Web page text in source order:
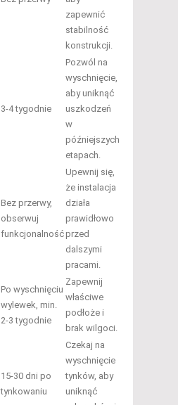
zapewnić
stabilność
konstrukcji.
3-4 tygodnie
Pozwól na
wyschnięcie,
aby uniknąć
uszkodzeń
w
późniejszych
etapach.
Bez przerwy,
obserwuj
funkcjonalność
Upewnij się,
że instalacja
działa
prawidłowo
przed
dalszymi
pracami.
Po wyschnięciu
wylewek, min.
2-3 tygodnie
Zapewnij
właściwe
podłoże i
brak wilgoci.
15-30 dni po
tynkowaniu
Czekaj na
wyschnięcie
tynków, aby
uniknąć